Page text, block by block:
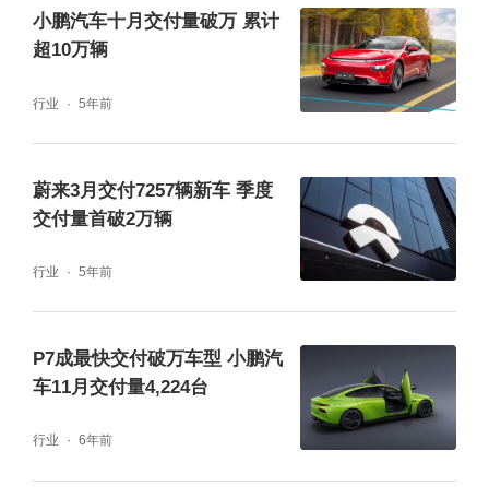
小鹏汽车十月交付量破万 累计
超10万辆
行业 5年前
蔚来3月交付7257辆新车 季度
交付量首破2万辆
行业 5年前
P7成最快交付破万车型 小鹏汽
车11月交付量4,224台
行业 6年前